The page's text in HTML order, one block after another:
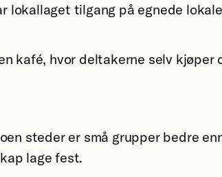
lokallaget tilgang på egnede
kafé, hvor deltakerne selv kjøper
steder er små grupper bedre
lage fest.